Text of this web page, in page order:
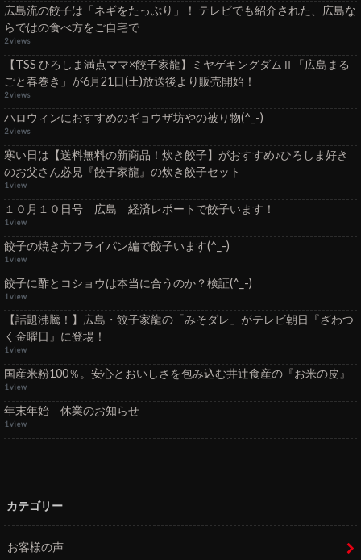
広島流の餃子は「ネギをたっぷり」！ テレビでも紹介された、広島な
らではの食べ方をご自宅で
2 views
【TSS ひろしま満点ママ×餃子家龍】ミヤゲキングダムⅡ「広島まる
ごと春巻き」が6月21日(土)放送後より販売開始！
2 views
ハロウィンにおすすめのギョウザ坊やの被り物(^_-)
2 views
寒い日は【送料無料の新商品！炊き餃子】がおすすめ♪ひろしま好き
のお父さん必見『餃子家龍』の炊き餃子セット
1 view
１０月１０日号 広島 経済レポートで餃子います！
1 view
餃子の焼き方フライパン編で餃子います(^_-)
1 view
餃子に酢とコショウは本当に合うのか？検証(^_-)
1 view
【話題沸騰！】広島・餃子家龍の「みそダレ」がテレビ朝日『ざわつ
く金曜日』に登場！
1 view
国産米粉100％。安心とおいしさを包み込む井辻食産の『お米の皮』
1 view
年末年始 休業のお知らせ
1 view
カテゴリー
お客様の声